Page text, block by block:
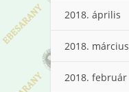
2018. április
2018. március
2018. február